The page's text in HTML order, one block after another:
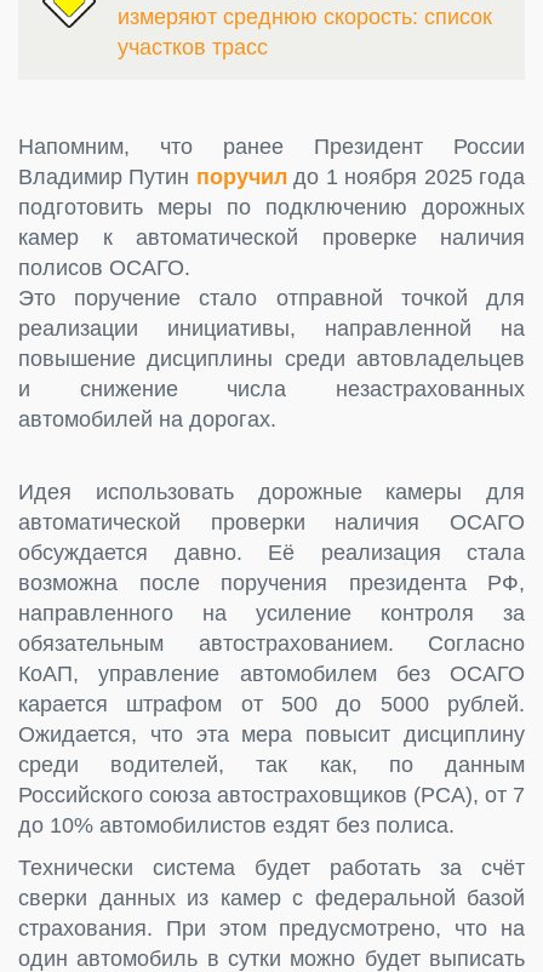
измеряют среднюю скорость: список
участков трасс
Напомним, что ранее Президент России
Владимир Путин поручил до 1 ноября 2025 года
подготовить меры по подключению дорожных
камер к автоматической проверке наличия
полисов ОСАГО.
Это поручение стало отправной точкой для
реализации инициативы, направленной на
повышение дисциплины среди автовладельцев
и снижение числа незастрахованных
автомобилей на дорогах.
Идея использовать дорожные камеры для
автоматической проверки наличия ОСАГО
обсуждается давно. Её реализация стала
возможна после поручения президента РФ,
направленного на усиление контроля за
обязательным автострахованием. Согласно
КоАП, управление автомобилем без ОСАГО
карается штрафом от 500 до 5000 рублей.
Ожидается, что эта мера повысит дисциплину
среди водителей, так как, по данным
Российского союза автостраховщиков (РСА), от 7
до 10% автомобилистов ездят без полиса.
Технически система будет работать за счёт
сверки данных из камер с федеральной базой
страхования. При этом предусмотрено, что на
один автомобиль в сутки можно будет выписать